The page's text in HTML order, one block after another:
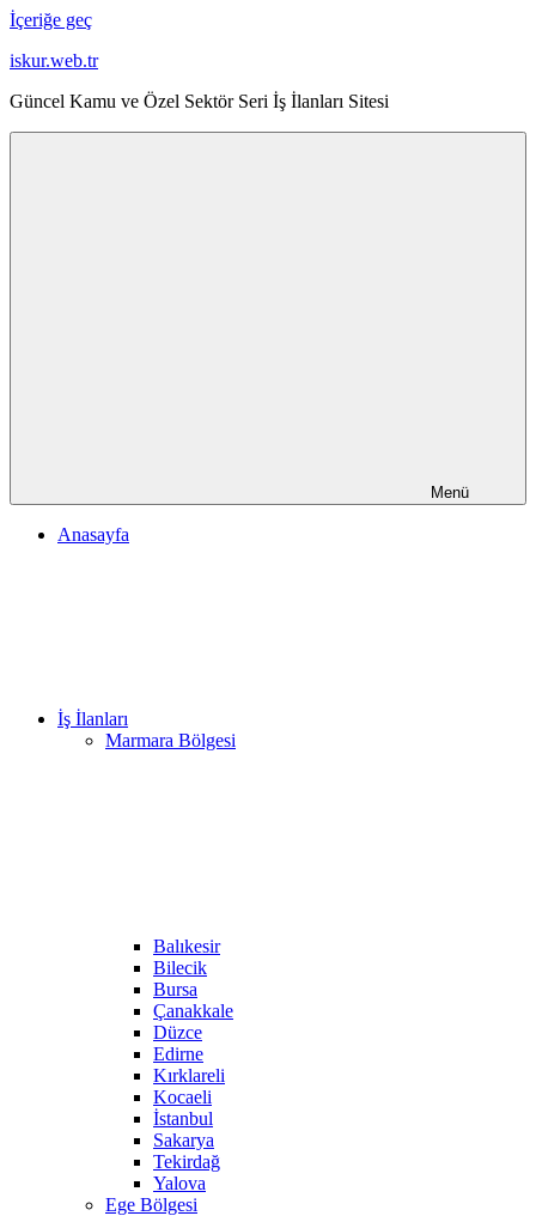
İçeriğe geç
iskur.web.tr
Güncel Kamu ve Özel Sektör Seri İş İlanları Sitesi
Menü
Anasayfa
İş İlanları
Marmara Bölgesi
Balıkesir
Bilecik
Bursa
Çanakkale
Düzce
Edirne
Kırklareli
Kocaeli
İstanbul
Sakarya
Tekirdağ
Yalova
Ege Bölgesi